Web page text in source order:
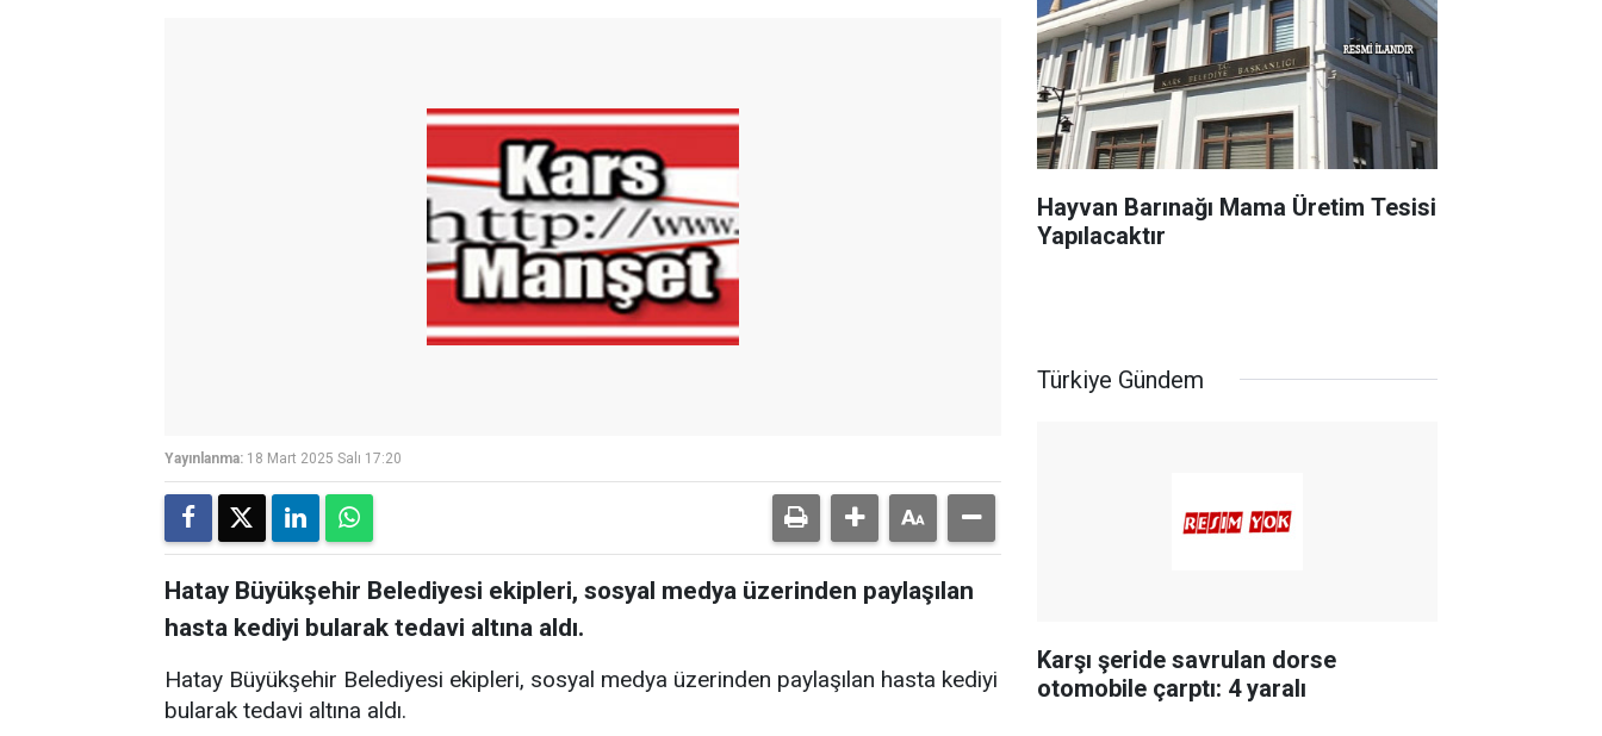
Yayınlanma: 18 Mart 2025 Salı 17:20
Hatay Büyükşehir Belediyesi ekipleri, sosyal medya üzerinden paylaşılan
hasta kediyi bularak tedavi altına aldı.
Hatay Büyükşehir Belediyesi ekipleri, sosyal medya üzerinden paylaşılan hasta kediyi
bularak tedavi altına aldı.
Hayvan Barınağı Mama Üretim Tesisi
Yapılacaktır
Türkiye Gündem
Karşı şeride savrulan dorse
otomobile çarptı: 4 yaralı